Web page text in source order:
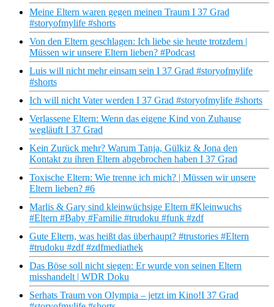
Meine Eltern waren gegen meinen Traum I 37 Grad
#storyofmylife #shorts
Von den Eltern geschlagen: Ich liebe sie heute trotzdem |
Müssen wir unsere Eltern lieben? #Podcast
Luis will nicht mehr einsam sein I 37 Grad #storyofmylife
#shorts
Ich will nicht Vater werden I 37 Grad #storyofmylife #shorts
Verlassene Eltern: Wenn das eigene Kind von Zuhause
wegläuft I 37 Grad
Kein Zurück mehr? Warum Tanja, Gülkiz & Jona den
Kontakt zu ihren Eltern abgebrochen haben I 37 Grad
Toxische Eltern: Wie trenne ich mich? | Müssen wir unsere
Eltern lieben? #6
Marlis & Gary sind kleinwüchsige Eltern #Kleinwuchs
#Eltern #Baby #Familie #trudoku #funk #zdf
Gute Eltern, was heißt das überhaupt? #trustories #Eltern
#trudoku #zdf #zdfmediathek
Das Böse soll nicht siegen: Er wurde von seinen Eltern
misshandelt | WDR Doku
Serhats Traum von Olympia – jetzt im Kino!I 37 Grad